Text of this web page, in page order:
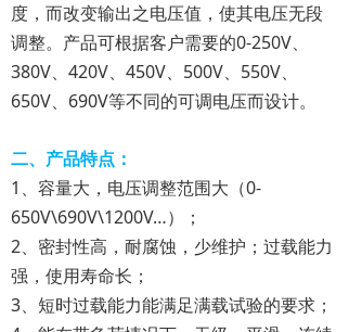
度，而改变输出之电压值，使其电压无段
调整。产品可根据客户需要的0-250V、
380V、420V、450V、500V、550V、
650V、690V等不同的可调电压而设计。
二、产品特点：
1、容量大，电压调整范围大（0-
650V\690V\1200V…）；
2、密封性高，耐腐蚀，少维护；过载能力
强，使用寿命长；
3、短时过载能力能满足满载试验的要求；